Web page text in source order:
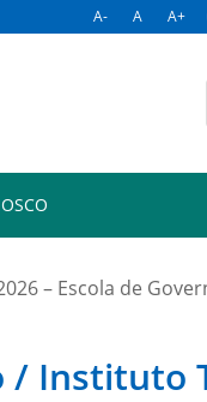
A- A A+
– Escola de
/ Instituto